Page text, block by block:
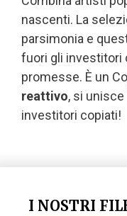
nascenti. La
parsimonia e
fuori gli investitori
promesse. È un
reattivo, si
investitori copiati!
I NOSTRI